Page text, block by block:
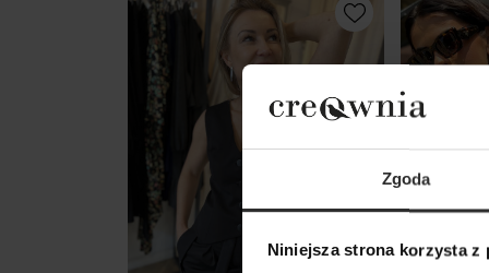
Zgoda
Niniejsza strona korzysta z